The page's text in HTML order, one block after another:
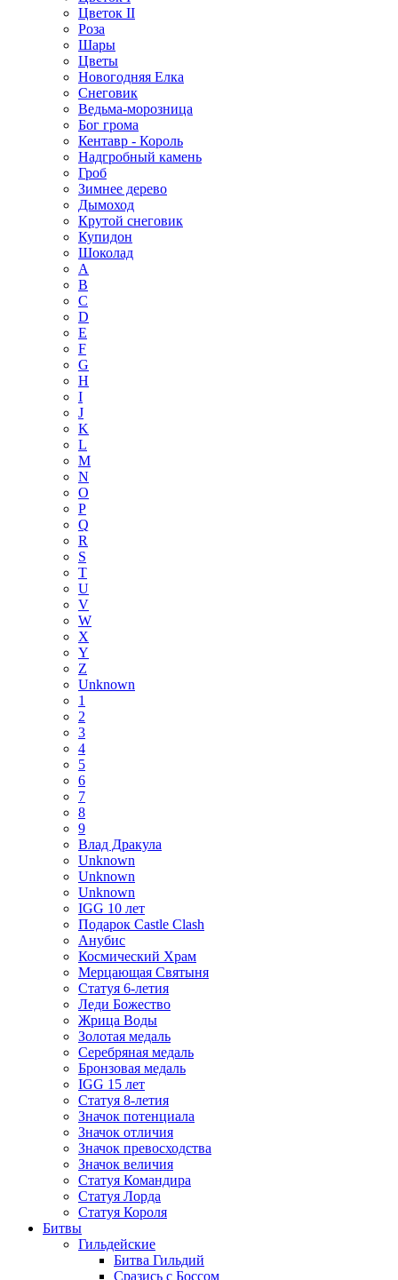
Цветок II
Роза
Шары
Цветы
Новогодняя Елка
Снеговик
Ведьма-морозница
Бог грома
Кентавр - Король
Надгробный камень
Гроб
Зимнее дерево
Дымоход
Крутой снеговик
Купидон
Шоколад
A
B
C
D
E
F
G
H
I
J
K
L
M
N
O
P
Q
R
S
T
U
V
W
X
Y
Z
Unknown
1
2
3
4
5
6
7
8
9
Влад Дракула
Unknown
Unknown
Unknown
IGG 10 лет
Подарок Castle Clash
Анубис
Космический Храм
Мерцающая Святыня
Статуя 6-летия
Леди Божество
Жрица Воды
Золотая медаль
Серебряная медаль
Бронзовая медаль
IGG 15 лет
Статуя 8-летия
Значок потенциала
Значок отличия
Значок превосходства
Значок величия
Статуя Командира
Статуя Лорда
Статуя Короля
Битвы
Гильдейские
Битва Гильдий
Сразись с Боссом